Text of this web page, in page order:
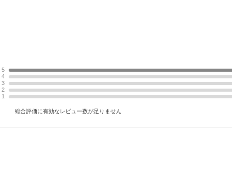
5
4
3
2
1
総合評価に有効なレビュー数が足りません